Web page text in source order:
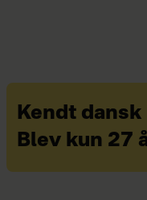
Kendt
Blev kun 27